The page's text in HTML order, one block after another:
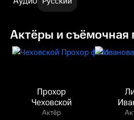
Актёры и съёмочная
Прохор
Чеховской
Актёр